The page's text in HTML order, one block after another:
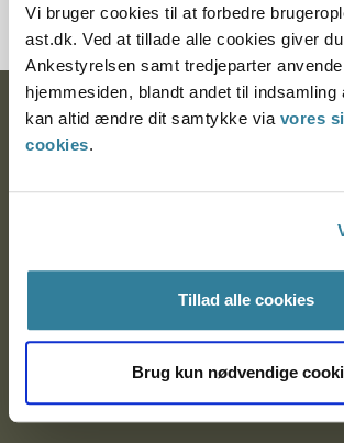
Vi bruger cookies til at forbedre
ast.dk. Ved at tillade alle cookies giver
Ankestyrelsen samt tredjeparter
hjemmesiden, blandt andet til indsamling
kan altid ændre dit samtykke via vores
cookies.
Tillad alle cookies
Brug kun nødvendige
var til hinder for godkendelse som
Ankestyrelsen
Ankestyrelsen København